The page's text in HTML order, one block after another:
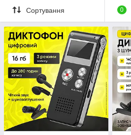
Сортування 0